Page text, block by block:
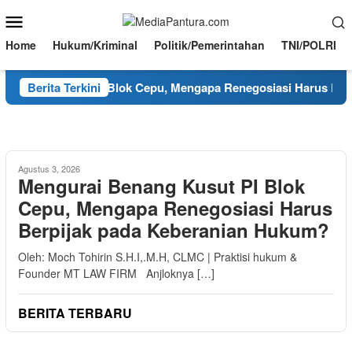
ke
kontenMobile
Home Hukum/Kriminal Politik/Pemerintahan TNI/POLRI
Berita Terkini
Kusut PI Blok Cepu, Mengapa Renegosiasi Harus
Agustus 3, 2026
Mengurai Benang Kusut PI Blok
Cepu, Mengapa Renegosiasi Harus
Berpijak pada Keberanian Hukum?
Oleh: Moch Tohirin S.H.I,.M.H, CLMC | Praktisi hukum &
Founder MT LAW FIRM Anjloknya […]
BERITA TERBARU